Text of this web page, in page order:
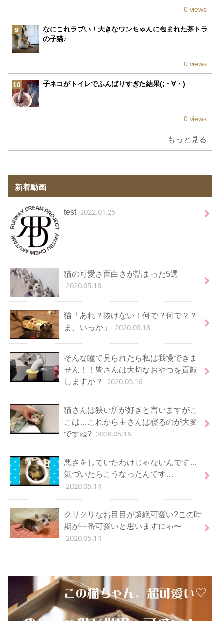
0 views
9
なにこれラブい！大きなワンちゃんに包まれた茶トラ
の子猫♪
0 views
10 子ネコがトイレでふんばりすぎた結果(;・∀・)
0 views
もっと見る
新着動画
test 2022.01.25
猫の可愛さ面白さが詰まった5選
2020.05.18
猫「あれ？抜けない！何で？何で？？
ま、いっか」
2020.05.18
そんな瞳で見られたら私は我慢できま
せん！！皆さんは大切なおやつを貢献
しますか？
2020.05.16
猫さんは狭い所が好きと言いますがこ
こは…これから主さんは寝るのが大変
ですね? 2020.05.16
悪さをしていたわけじゃないんです…
気づいたらこうなったんです…
2020.05.14
クリクリなお目目が超絶可愛い?この時
期が一番可愛いと思いますにゃ〜
2020.05.14